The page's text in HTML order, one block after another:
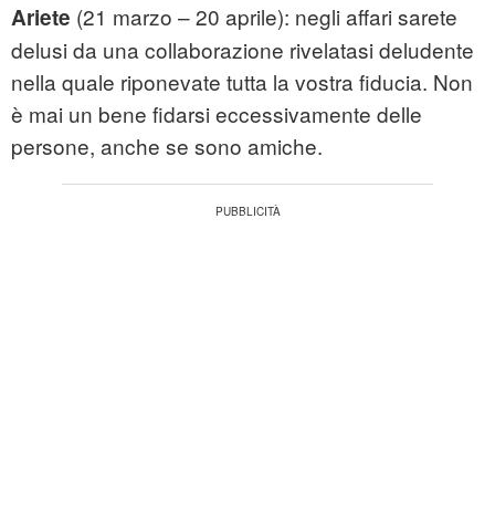
Ariete (21 marzo – 20 aprile): negli affari sarete
delusi da una collaborazione rivelatasi deludente
nella quale riponevate tutta la vostra fiducia. Non
è mai un bene fidarsi eccessivamente delle
persone, anche se sono amiche.